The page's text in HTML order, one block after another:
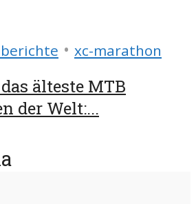
• xc-marathon
älteste MTB
der Welt:...